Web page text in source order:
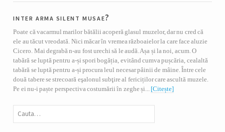
inter arma silent musae?
Poate că vacarmul marilor bătălii acoperă glasul muzelor, dar nu cred că
ele au tăcut vreodată. Nici măcar în vremea războaielor la care face aluzie
Cicero. Mai degrabă n-au fost urechi să le audă. Așa și la noi, acum. O
tabără se luptă pentru a-și spori bogăția, evitând cumva pușcăria, cealaltă
tabără se luptă pentru a-și procura leul necesar pâinii de mâine. Între cele
două tabere se strecoară eşalonul subţire al fericiților care ascultă muzele.
Pe ei nu-i paște perspectiva costumării în zeghe și... [Citește]